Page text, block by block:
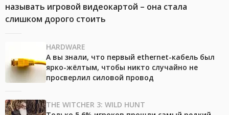
называть игровой видеокартой – она стала
слишком дорого стоить
HARDWARE
А вы знали, что первый ethernet-кабель был
ярко-жёлтым, чтобы никто случайно не
просверлил силовой провод
THE WITCHER 3: WILD HUNT